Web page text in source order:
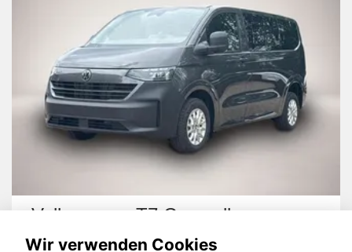
Caravelle Hyundai i30
Wir verwenden Cookies